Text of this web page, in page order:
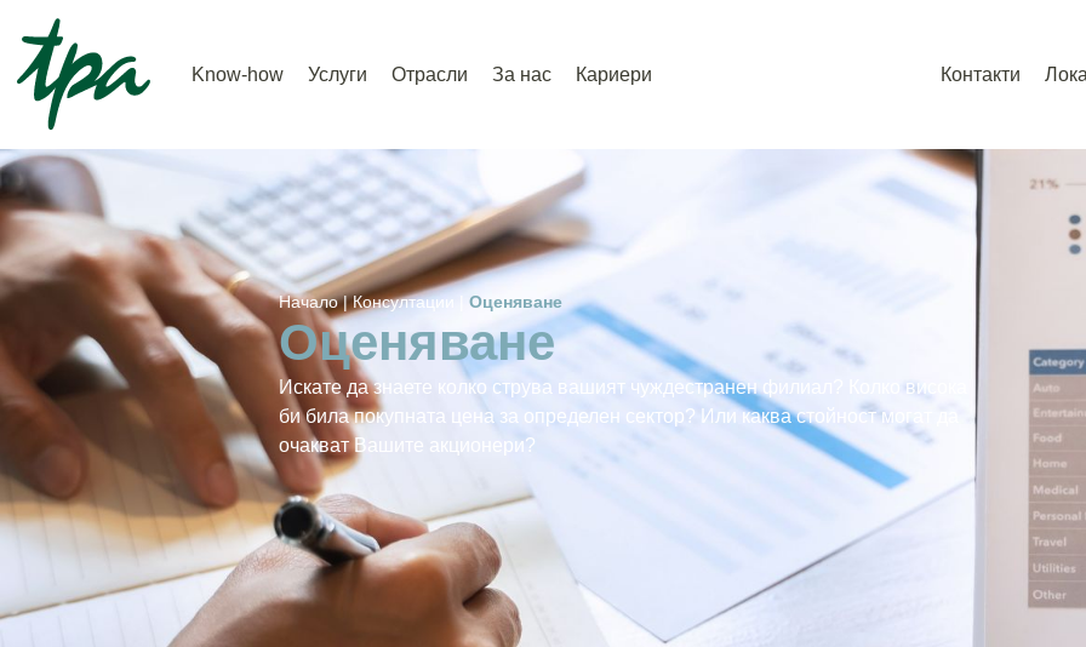
Know-how Услуги Отрасли За нас Кариери Контакти
Начало |Консултации | Оценяване
Оценяване
Искате да знаете колко струва вашият чуждестранен филиал? Колко висока
би била покупната цена за определен сектор? Или каква стойност могат да
очакват Вашите акционери?